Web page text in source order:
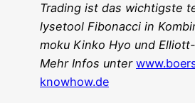
Tra­ding ist das wich­tigs­te
ly­se­tool Fibo­nac­ci in
mo­ku Kin­ko Hyo und
Mehr Infos unter
knowhow.de